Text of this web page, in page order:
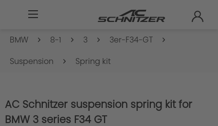
BMW 8-1 3
3er-F34-GT
Suspension
Spring kit
AC Schnitzer suspension spring kit for
BMW 3 series F34 GT